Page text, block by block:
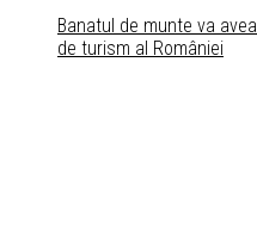
Banatul de munte va
de turism al României